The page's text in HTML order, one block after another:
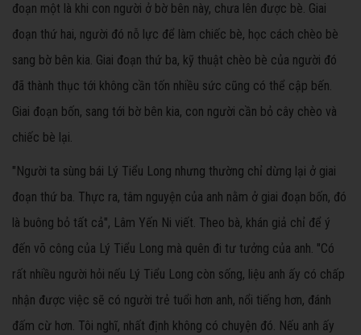
đoạn một là khi con người ở bờ bên này, chưa lên được bè. Giai
đoạn thứ hai, người đó nỗ lực để làm chiếc bè, học cách chèo bè
sang bờ bên kia. Giai đoạn thứ ba, kỹ thuật chèo bè của người đó
đã thành thục tới không cần tốn nhiều sức cũng có thể cập bến.
Giai đoạn bốn, sang tới bờ bên kia, con người cần bỏ cây chèo và
chiếc bè lại.
"Người ta sùng bái Lý Tiểu Long nhưng thường chỉ dừng lại ở giai
đoạn thứ ba. Thực ra, tâm nguyện của anh nằm ở giai đoạn bốn, đó
là buông bỏ tất cả", Lâm Yến Ni viết. Theo bà, khán giả chỉ để ý
đến võ công của Lý Tiểu Long mà quên đi tư tưởng của anh. "Có
rất nhiều người hỏi nếu Lý Tiểu Long còn sống, liệu anh ấy có chấp
nhận được việc sẽ có người trẻ tuổi hơn anh, nổi tiếng hơn, đánh
đấm cừ hơn. Tôi nghĩ, nhất định không có chuyện đó. Nếu anh ấy